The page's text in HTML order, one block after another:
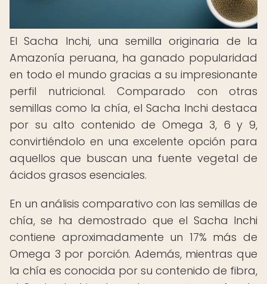
El Sacha Inchi, una semilla originaria de la
Amazonía peruana, ha ganado popularidad
en todo el mundo gracias a su impresionante
perfil nutricional. Comparado con otras
semillas como la chía, el Sacha Inchi destaca
por su alto contenido de Omega 3, 6 y 9,
convirtiéndolo en una excelente opción para
aquellos que buscan una fuente vegetal de
ácidos grasos esenciales.
En un análisis comparativo con las semillas de
chía, se ha demostrado que el Sacha Inchi
contiene aproximadamente un 17% más de
Omega 3 por porción. Además, mientras que
la chía es conocida por su contenido de fibra,